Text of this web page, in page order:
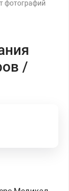
фотографий
/